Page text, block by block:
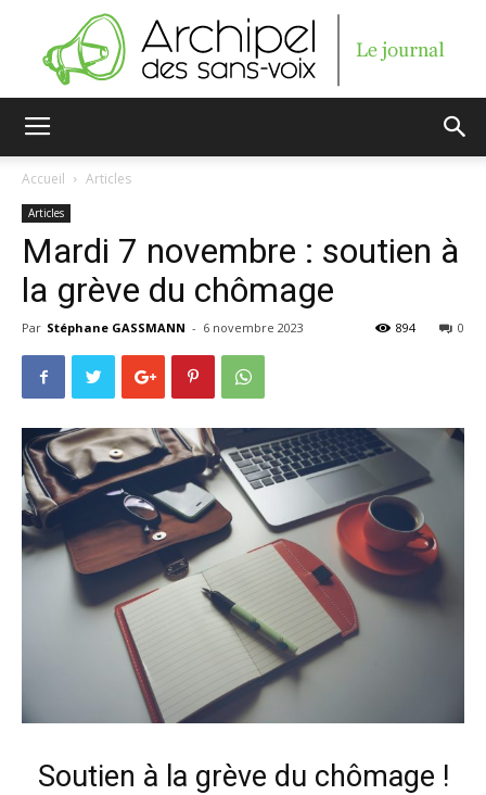
sans-
voix
Accueil Articles
Articles
Mardi 7 novembre : soutien à
la grève du chômage
Par Stéphane GASSMANN - 6 novembre 2023 0
894
Soutien à la grève du chômage !